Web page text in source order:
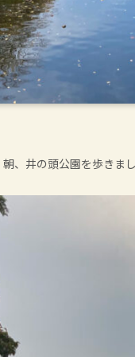
、井の頭公園を歩きま